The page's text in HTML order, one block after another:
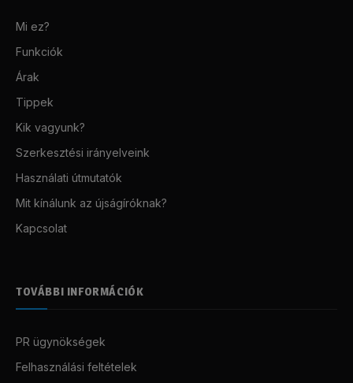
Mi ez?
Funkciók
Árak
Tippek
Kik vagyunk?
Szerkesztési irányelveink
Használati útmutatók
Mit kínálunk az újságíróknak?
Kapcsolat
TOVÁBBI INFORMÁCIÓK
PR ügynökségek
Felhasználási feltételek